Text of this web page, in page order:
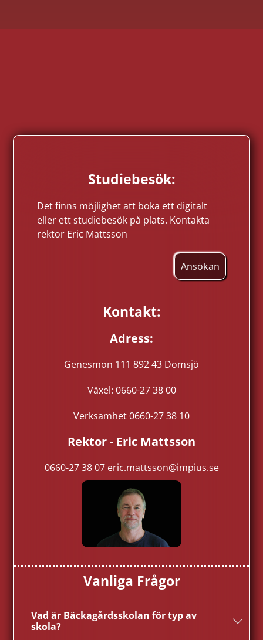
Studiebesök:
Det finns möjlighet att boka ett digitalt
eller ett studiebesök på plats. Kontakta
rektor Eric Mattsson
Ansökan
Kontakt:
Adress:
Genesmon 111 892 43 Domsjö
Växel: 0660-27 38 00
Verksamhet 0660-27 38 10
Rektor - Eric Mattsson
0660-27 38 07 eric.mattsson@impius.se
Vanliga Frågor
Vad är Bäckagårdsskolan för typ av
skola?